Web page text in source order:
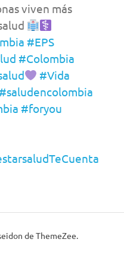
viven más
#EPS
#Colombia
#Vida
#saludencolombia
#foryou
de ThemeZee.